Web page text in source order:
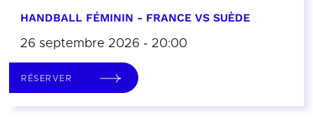
HANDBALL FÉMININ - FRANCE VS SUÈDE
26 septembre 2026 - 20:00
RÉSERVER